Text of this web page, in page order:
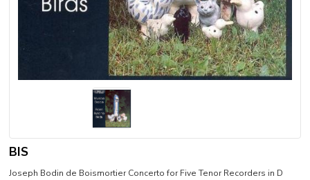
BIS
Joseph Bodin de Boismortier Concerto for Five Tenor Recorders in D